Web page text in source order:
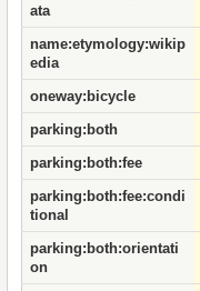
ata
name:etymology:wikip
edia
oneway:bicycle
parking:both
parking:both:fee
parking:both:fee:condi
tional
parking:both:orientati
on